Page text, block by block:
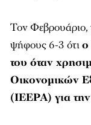
Τον Φεβρουάριο,
ψήφους 6-3 ότιο
του όταν
Οικονομικών
(IEEPA) για